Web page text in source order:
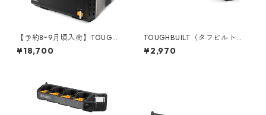
【予約8~9月頃入荷】TOUGHB
UILT（タフビルト）STACK TE
CH(スタックテック) ツールボ
¥18,700
TOUGHBUILT（タフビルト）S
TACK TECH(スタックテック)
サイドバー TB-B1-A-30
¥2,970